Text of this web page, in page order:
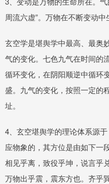
周流六虚”。万物在不断变动中
玄空学是堪舆学中最高、最奥
气的变化。七色九气在时间的
循环变化，在阴阳顺逆中循环
盛。九气的变化，按照一定的
址。
4、玄空堪舆学的理论体系源
应物象的，其方位是由如下一
相见乎离，致役乎坤，说言乎
万物出乎震，震东方也。齐乎